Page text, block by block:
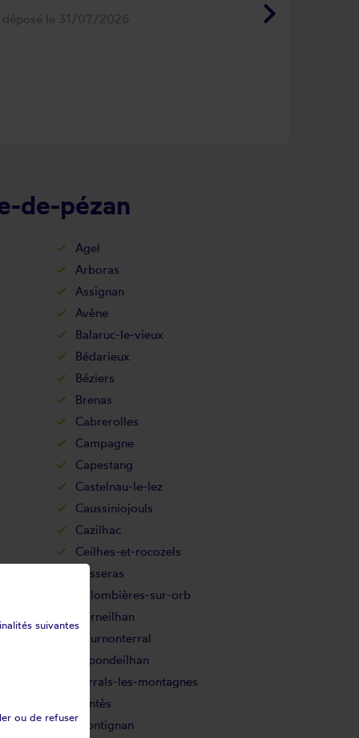
keyboard_arrow_right
déposé le 31/07/2026
de-pézan
Agel
Arboras
Assignan
Avène
Balaruc-le-vieux
Bédarieux
Béziers
Brenas
Cabrerolles
Campagne
Capestang
Castelnau-le-lez
Caussiniojouls
Cazilhac
Ceilhes-et-rocozels
Cesseras
Colombières-sur-orb
Corneilhan
Cournonterral
Espondeilhan
Ferrals-les-montagnes
Fontès
Frontignan
suivantes
ou de refuser